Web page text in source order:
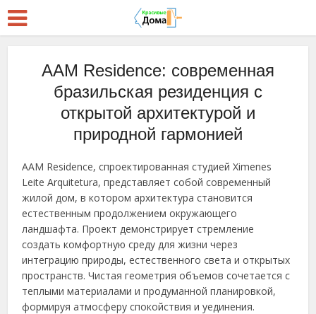
AAM Residence: современная
бразильская резиденция с
открытой архитектурой и
природной гармонией
AAM Residence, спроектированная студией Ximenes
Leite Arquitetura, представляет собой современный
жилой дом, в котором архитектура становится
естественным продолжением окружающего
ландшафта. Проект демонстрирует стремление
создать комфортную среду для жизни через
интеграцию природы, естественного света и открытых
пространств. Чистая геометрия объемов сочетается с
теплыми материалами и продуманной планировкой,
формируя атмосферу спокойствия и уединения.